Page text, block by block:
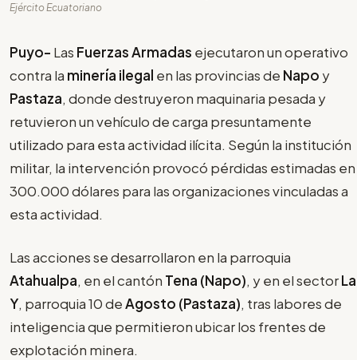
Ejército Ecuatoriano
Puyo- Las Fuerzas Armadas ejecutaron un operativo
contra la minería ilegal en las provincias de Napo y
Pastaza, donde destruyeron maquinaria pesada y
retuvieron un vehículo de carga presuntamente
utilizado para esta actividad ilícita. Según la institución
militar, la intervención provocó pérdidas estimadas en
300.000 dólares para las organizaciones vinculadas a
esta actividad.
Las acciones se desarrollaron en la parroquia
Atahualpa, en el cantón Tena (Napo), y en el sectorLa
Y, parroquia 10 deAgosto (Pastaza), tras labores de
inteligencia que permitieron ubicar los frentes de
explotación minera.